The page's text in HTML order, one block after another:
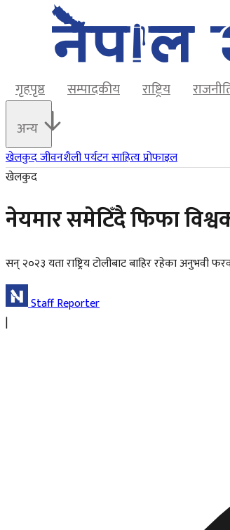
गृहपृष्ठ सम्पादकीय राष्ट्रिय
अन्य
खेलकुदजीवनशैलीपर्यटनसाहित्यप्रोफाइल
खेलकुद
नेयमार समेटिँदै फिफा
सन् २०२३ यता राष्ट्रिय टोलीबाट बाहिर रहेका अनुभवी
Staff Reporter
|